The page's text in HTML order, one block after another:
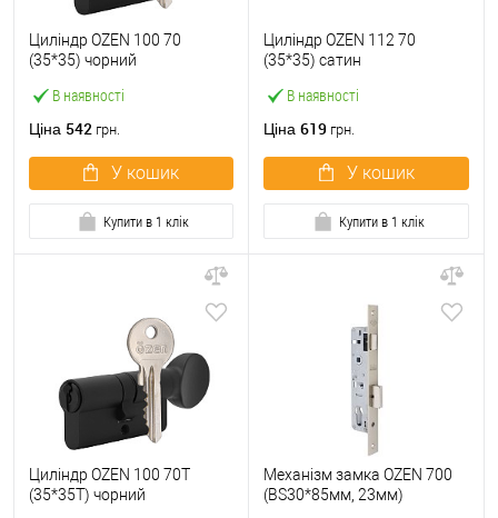
В наявності
Циліндр OZEN 100 70
(35*35) чорний
Ціна 542 грн.
У кошик
Купити в 1 клік
В наявності
Циліндр OZEN 112 70
(35*35) сатин
Ціна 619 грн.
У кошик
Купити в 1 клік
Циліндр OZEN 100 70T
(35*35T) чорний
Механізм замка OZEN 700
(BS30*85мм, 23мм)